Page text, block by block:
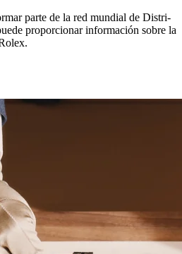
parte de la red mundial de Distri-
proporcionar información sobre la